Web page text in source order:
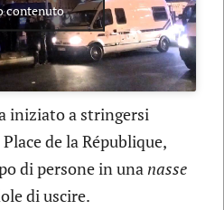
contenuto
iniziato a stringersi
de la République,
di persone in una nasse
di uscire.